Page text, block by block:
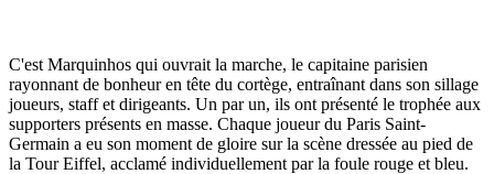
C'est Marquinhos qui ouvrait la marche, le capitaine parisien
rayonnant de bonheur en tête du cortège, entraînant dans son sillage
joueurs, staff et dirigeants. Un par un, ils ont présenté le trophée aux
supporters présents en masse. Chaque joueur du Paris Saint-
Germain a eu son moment de gloire sur la scène dressée au pied de
la Tour Eiffel, acclamé individuellement par la foule rouge et bleu.